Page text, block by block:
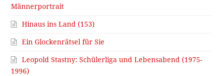
Männerportrait
Hinaus ins Land (153)
Ein Glockenrätsel für Sie
Leopold Stastny: Schülerliga und Lebensabend (1975-
1996)